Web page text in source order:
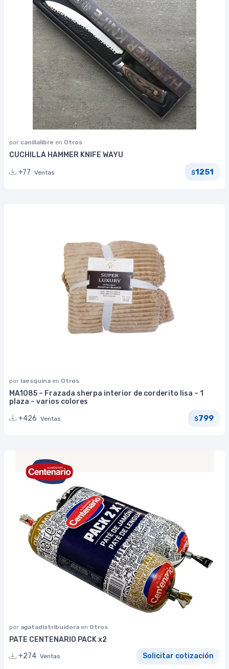
por canillalibre en Otros
CUCHILLA HAMMER KNIFE WAYU
+77 Ventas $1251
por laesquina en Otros
MA1085 – Frazada sherpa interior de corderito lisa – 1
plaza – varios colores
+426 Ventas $799
por agatadistribuidora en Otros
PATE CENTENARIO PACK x2
+274 Ventas Solicitar cotización